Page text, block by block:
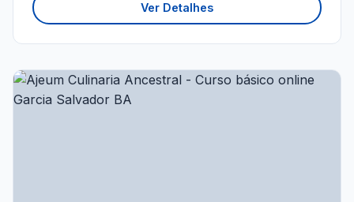
Ver Detalhes